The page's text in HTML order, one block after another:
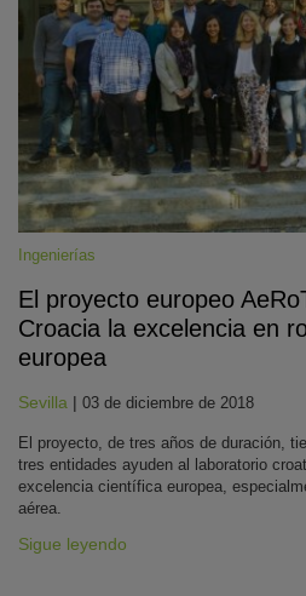
Ingenierías
El proyecto europeo
Croacia la excelencia en
europea
Sevilla | 03 de diciembre de 2018
El proyecto, de tres años de duración,
tres entidades ayuden al laboratorio
excelencia científica europea,
aérea.
Sigue leyendo